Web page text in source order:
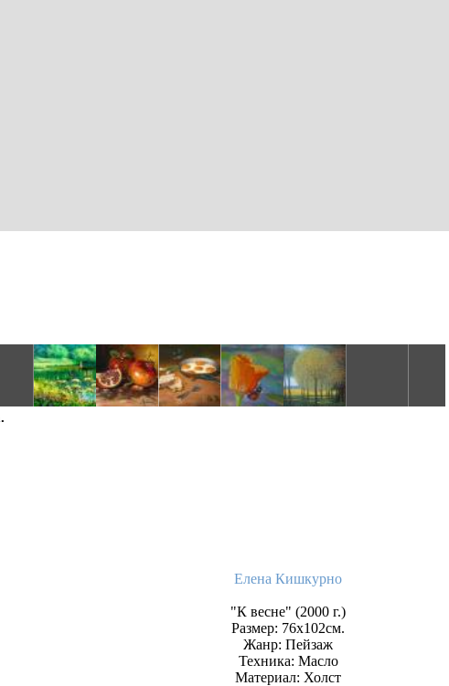
Елена Кишкурно
"К весне" (2000 г.)
Размер: 76х102см.
Жанр: Пейзаж
Техника: Масло
Материал: Холст